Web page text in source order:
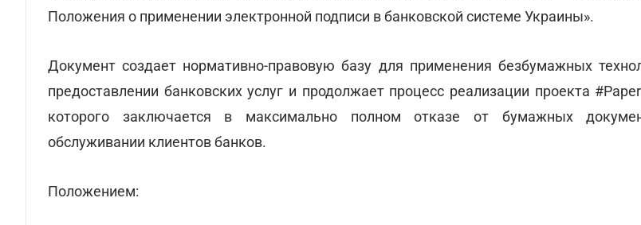
Положения о применении электронной подписи в банковской системе Украины».
Документ создает нормативно-правовую базу для применения безбумажных
предоставлении банковских услуг и продолжает процесс реализации проекта
которого заключается в максимально полном отказе от бумажных
обслуживании клиентов банков.
Положением: